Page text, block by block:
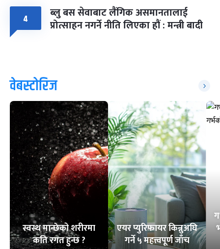
४ ब्लु बस सेवाबाट लैंगिक असमानतालाई
प्रोत्साहन नगर्ने नीति लिएका हौं : मन्त्री बादी
वेबस्टोरिज
स्वस्थ मान्छेको शरीरमा
कति रगत हुन्छ ?
एयर प्युरिफायर किन्नुअघि
गर्ने ५ महत्त्वपूर्ण जाँच